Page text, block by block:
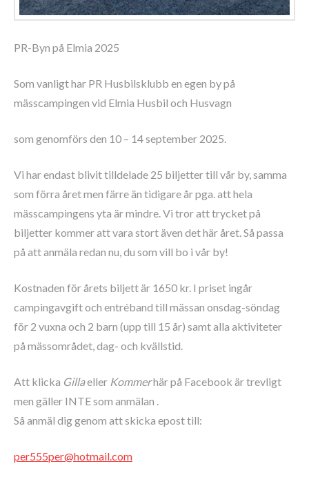
PR-Byn på Elmia 2025
Som vanligt har PR Husbilsklubb en egen by på
mässcampingen vid Elmia Husbil och Husvagn
som genomförs den 10 – 14 september 2025.
Vi har endast blivit tilldelade 25 biljetter till vår by, samma
som förra året men färre än tidigare år pga. att hela
mässcampingens yta är mindre. Vi tror att trycket på
biljetter kommer att vara stort även det här året. Så passa
på att anmäla redan nu, du som vill bo i vår by!
Kostnaden för årets biljett är 1650 kr. I priset ingår
campingavgift och entréband till mässan onsdag-söndag
för 2 vuxna och 2 barn (upp till 15 år) samt alla aktiviteter
på mässområdet, dag- och kvällstid.
Att klicka Gillaeller Kommerhär på Facebook är trevligt
men gäller INTE som anmälan .
Så anmäl dig genom att skicka epost till:
per555per@hotmail.com